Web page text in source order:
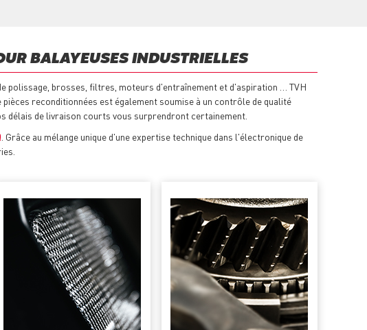
BALAYEUSES INDUSTRIELLES
polissage, brosses, filtres, moteurs d'entraînement et d'aspiration … TVH
reconditionnées est également soumise à un contrôle de qualité
délais de livraison courts vous surprendront certainement.
. Grâce au mélange unique d'une expertise technique dans l'électronique de